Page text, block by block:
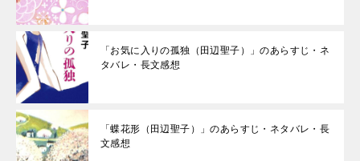
「お気に入りの孤独（田辺聖子）」のあらすじ・ネ
タバレ・長文感想
「蝶花形（田辺聖子）」のあらすじ・ネタバレ・長
文感想